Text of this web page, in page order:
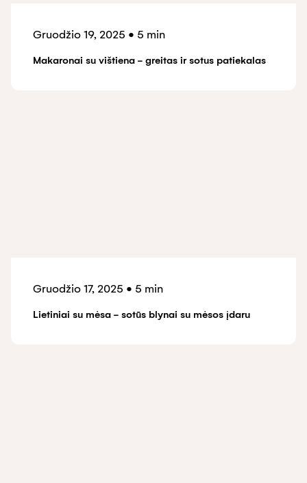
Gruodžio 19, 2025 • 5 min
Makaronai su vištiena - greitas ir sotus patiekalas
Gruodžio 17, 2025 • 5 min
Lietiniai su mėsa - sotūs blynai su mėsos įdaru